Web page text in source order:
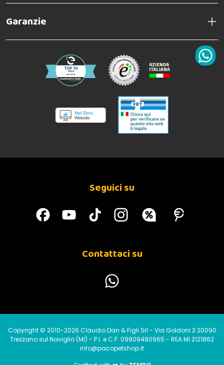
Garanzie
Seguici su
Contattaci su
Copyright © 2010-2026 Claudio Dan & Figli Srl - Via Goldoni 3 20090
Trezzano sul Naviglio (MI) - P.I. e C.F. 09909480965 - REA MI 2121862
info@pacopetshop.it